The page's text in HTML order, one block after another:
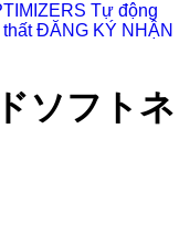
Tự động
ĐĂNG KÝ NHẬN
ソフトネ